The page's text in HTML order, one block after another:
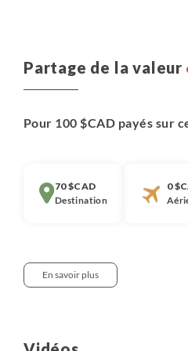
Partage de la valeur
Pour 100 $CAD payés sur
70 $CAD
Destination
0
Nous pensons qu’il est
En savoir plus